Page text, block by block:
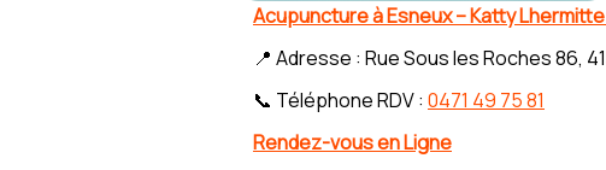
Acupuncture à Esneux – Katty
📍 Adresse : Rue Sous les Roches 86,
📞 Téléphone RDV : 0471 49 75 81
Rendez-vous en Ligne